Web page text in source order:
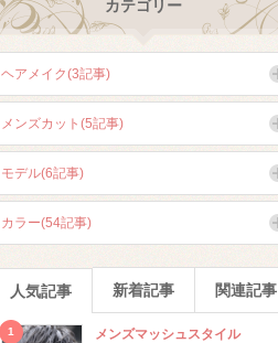
カテゴリー
ヘアメイク(3記事)
メンズカット(5記事)
モデル(6記事)
カラー(54記事)
人気記事 新着記事 関連記事
1 メンズマッシュスタイル